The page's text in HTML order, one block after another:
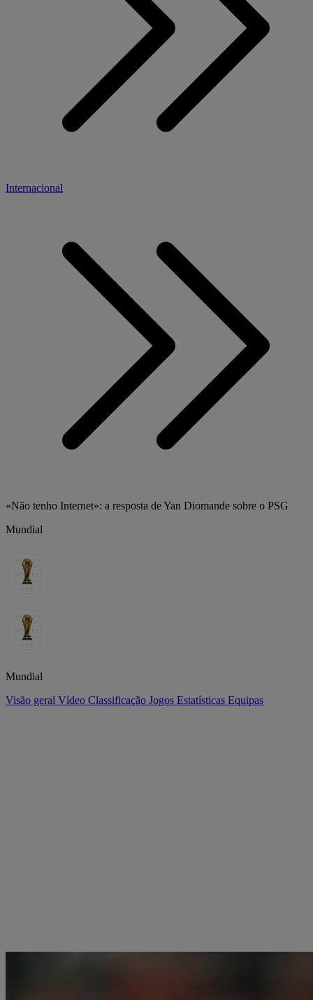
Internacional
«Não tenho Internet»: a resposta de Yan Diomande sobre o PSG
Mundial
Mundial
Visão geral Vídeo Classificação Jogos Estatísticas Equipas